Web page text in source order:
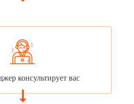
консультирует вас